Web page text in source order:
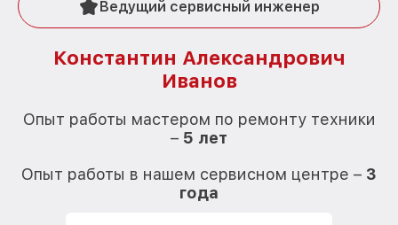
Ведущий сервисный инженер
Константин Александрович
Иванов
Опыт работы мастером по ремонту техники
– 5 лет
Опыт работы в нашем сервисном центре – 3
года